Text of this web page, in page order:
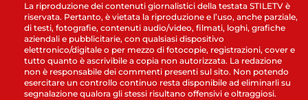
La riproduzione dei contenuti giornalistici della testata STILETV è
riservata. Pertanto, è vietata la riproduzione e l’uso, anche parziale,
di testi, fotografie, contenuti audio/video, filmati, loghi, grafiche
aziendali e pubblicitarie, con qualsiasi dispositivo
elettronico/digitale o per mezzo di fotocopie, registrazioni, cover e
tutto quanto è ascrivibile a copia non autorizzata. La redazione
non è responsabile dei commenti presenti sul sito. Non potendo
esercitare un controllo continuo resta disponibile ad eliminarli su
segnalazione qualora gli stessi risultano offensivi e oltraggiosi.